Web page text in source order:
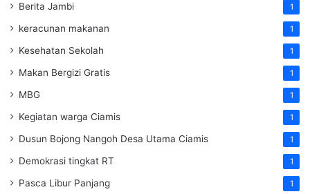
Berita Jambi 1
keracunan makanan 1
Kesehatan Sekolah 1
Makan Bergizi Gratis 1
MBG 1
Kegiatan warga Ciamis 1
Dusun Bojong Nangoh Desa Utama Ciamis 1
Demokrasi tingkat RT 1
Pasca Libur Panjang 1